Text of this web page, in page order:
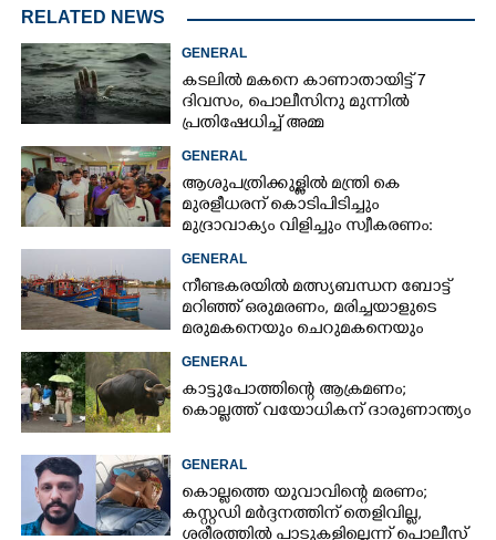
RELATED NEWS
GENERAL
കടലിൽ മകനെ കാണാതായിട്ട് 7
ദിവസം, പൊലീസിനു മുന്നിൽ
പ്രതിഷേധിച്ച് അമ്മ
GENERAL
ആശുപത്രിക്കുള്ളിൽ മന്ത്രി കെ
മുരളീധരന് കൊടിപിടിച്ചും
മുദ്രാവാക്യം വിളിച്ചും സ്വീകരണം:
GENERAL
നീണ്ടകരയിൽ മത്സ്യബന്ധന ബോട്ട്
മറിഞ്ഞ്​ ഒരുമരണം,​ മരിച്ചയാളുടെ
മരുമകനെയും ചെറുമകനെയും
GENERAL
കാട്ടുപോത്തിന്റെ ആക്രമണം;
കൊല്ലത്ത് വയോധികന് ദാരുണാന്ത്യം
GENERAL
കൊല്ലത്തെ യുവാവിന്റെ മരണം;
കസ്റ്റഡി മർദ്ദനത്തിന് തെളിവില്ല,
ശരീരത്തിൽ പാടുകളില്ലെന്ന് പൊലീസ്